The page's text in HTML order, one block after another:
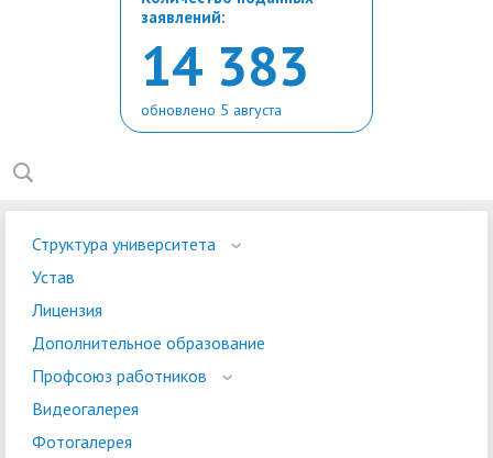
заявлений:
14 383
обновлено 5 августа
Структура университета
Устав
Лицензия
Дополнительное образование
Профсоюз работников
Видеогалерея
Фотогалерея